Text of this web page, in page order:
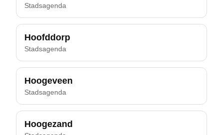
Stadsagenda
Hoofddorp
Stadsagenda
Hoogeveen
Stadsagenda
Hoogezand